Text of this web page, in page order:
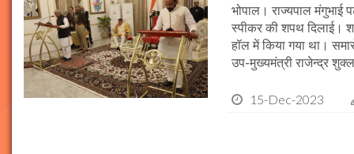
भोपाल। राज्यपाल मंगुभाई
स्पीकर की शपथ दिलाई।
हॉल में किया गया था।
उप-मुख्यमंत्री राजेन्द्र
15-Dec-2023